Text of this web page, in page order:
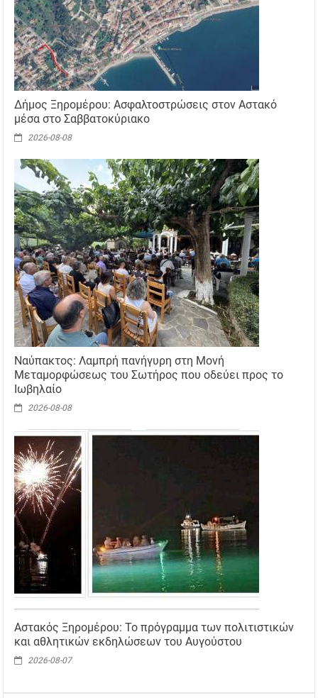
Δήμος Ξηρομέρου: Ασφαλτοστρώσεις στον Αστακό
μέσα στο Σαββατοκύριακο
2026-08-08
Ναύπακτος: Λαμπρή πανήγυρη στη Μονή
Μεταμορφώσεως του Σωτήρος που οδεύει προς το
Ιωβηλαίο
2026-08-08
Αστακός Ξηρομέρου: Το πρόγραμμα των πολιτιστικών
και αθλητικών εκδηλώσεων του Αυγούστου
2026-08-07